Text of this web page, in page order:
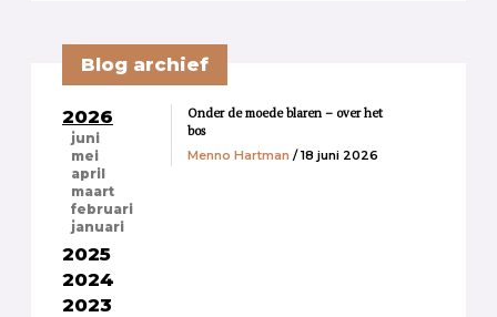
Blog archief
2026
juni
mei
april
maart
februari
januari
2025
2024
2023
Onder de moede blaren – over het
bos
Menno Hartman / 18 juni 2026